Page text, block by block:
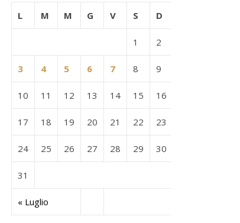
L M M G V S D
« Luglio
1 2
3 4 5 6 7 8 9
10 11 12 13 14 15 16
17 18 19 20 21 22 23
24 25 26 27 28 29 30
31